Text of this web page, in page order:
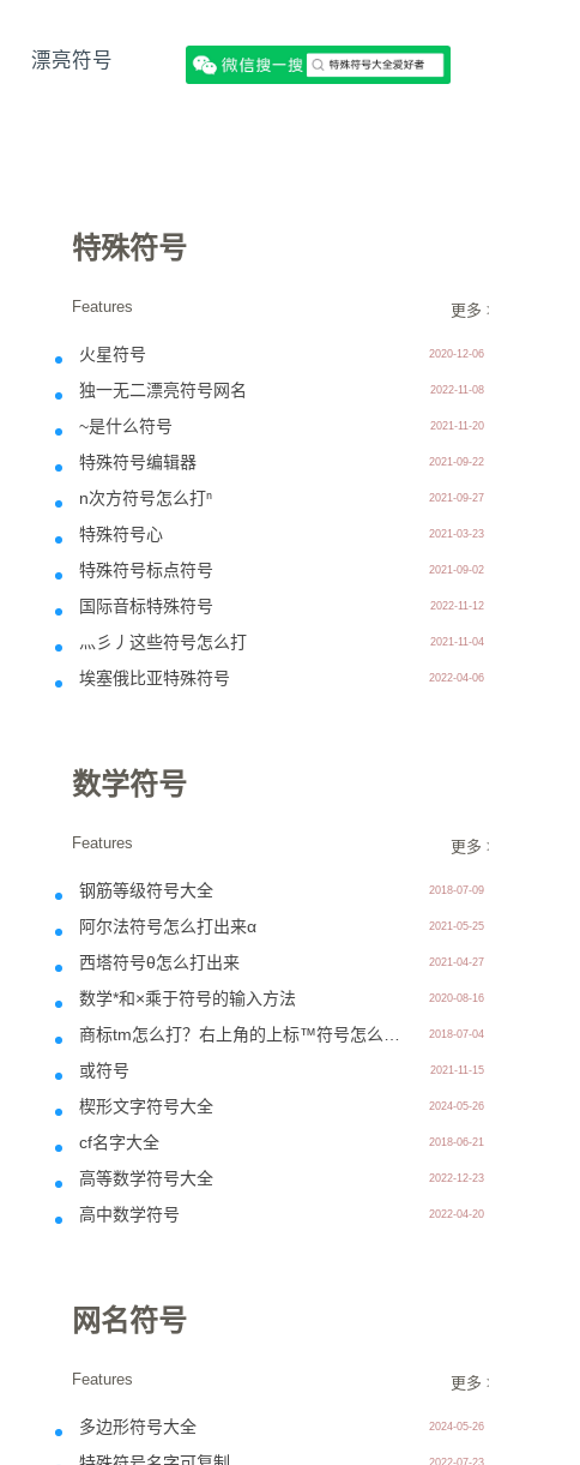
漂亮符号
特殊符号
Features 更多 >>
火星符号 2020-12-06
独一无二漂亮符号网名 2022-11-08
~是什么符号 2021-11-20
特殊符号编辑器 2021-09-22
n次方符号怎么打ⁿ 2021-09-27
特殊符号心 2021-03-23
特殊符号标点符号 2021-09-02
国际音标特殊符号 2022-11-12
灬彡丿这些符号怎么打 2021-11-04
埃塞俄比亚特殊符号 2022-04-06
数学符号
Features 更多 >>
钢筋等级符号大全 2018-07-09
阿尔法符号怎么打出来α 2021-05-25
西塔符号θ怎么打出来 2021-04-27
数学*和×乘于符号的输入方法 2020-08-16
2018-07-04
或符号 2021-11-15
楔形文字符号大全 2024-05-26
cf名字大全 2018-06-21
高等数学符号大全 2022-12-23
高中数学符号 2022-04-20
网名符号
Features 更多 >>
多边形符号大全 2024-05-26
2022-07-23